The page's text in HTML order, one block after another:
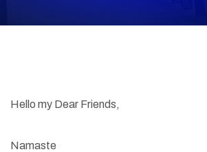
Hello my Dear Friends,
Namaste